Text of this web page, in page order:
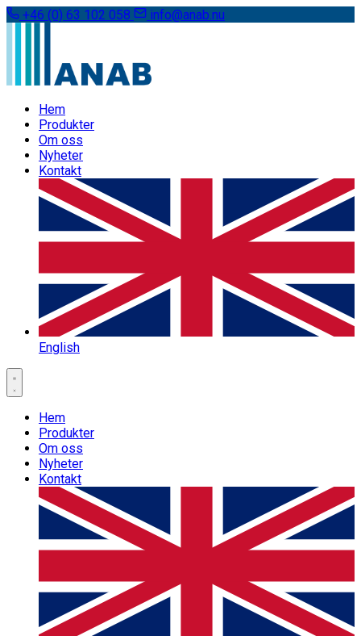
+46 (0) 63 102 058 info@anab.nu
Hem
Produkter
Om oss
Nyheter
Kontakt
English
Hem
Produkter
Om oss
Nyheter
Kontakt